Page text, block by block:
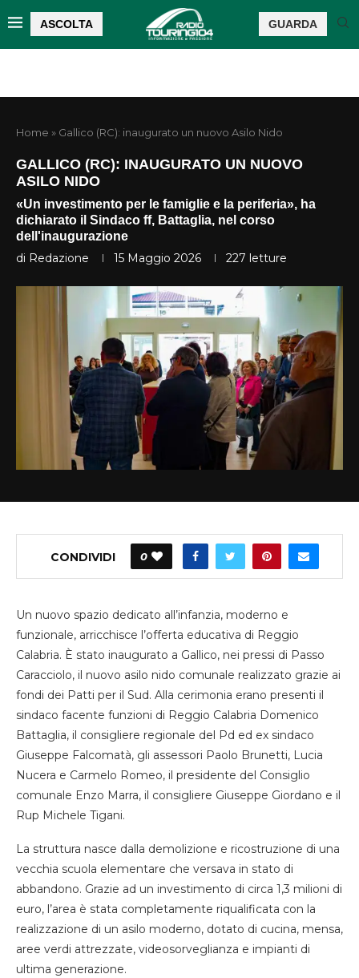
ASCOLTA GUARDA
Home » Gallico (RC): inaugurato un nuovo Asilo Nido
GALLICO (RC): INAUGURATO UN NUOVO
ASILO NIDO
«Un investimento per le famiglie e la periferia», ha
dichiarato il Sindaco ff, Battaglia, nel corso
dell'inaugurazione
di Redazione 15 Maggio 2026 227 letture
CONDIVIDI 0
Un nuovo spazio dedicato all’infanzia, moderno e
funzionale, arricchisce l’offerta educativa di Reggio
Calabria. È stato inaugurato a Gallico, nei pressi di Passo
Caracciolo, il nuovo asilo nido comunale realizzato grazie ai
fondi dei Patti per il Sud. Alla cerimonia erano presenti il
sindaco facente funzioni di Reggio Calabria Domenico
Battaglia, il consigliere regionale del Pd ed ex sindaco
Giuseppe Falcomatà, gli assessori Paolo Brunetti, Lucia
Nucera e Carmelo Romeo, il presidente del Consiglio
comunale Enzo Marra, il consigliere Giuseppe Giordano e il
Rup Michele Tigani.
La struttura nasce dalla demolizione e ricostruzione di una
vecchia scuola elementare che versava in stato di
abbandono. Grazie ad un investimento di circa 1,3 milioni di
euro, l’area è stata completamente riqualificata con la
realizzazione di un asilo moderno, dotato di cucina, mensa,
aree verdi attrezzate, videosorveglianza e impianti di
ultima generazione.